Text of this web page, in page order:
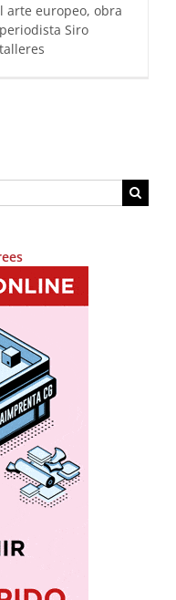
arte europeo, obra
Siro